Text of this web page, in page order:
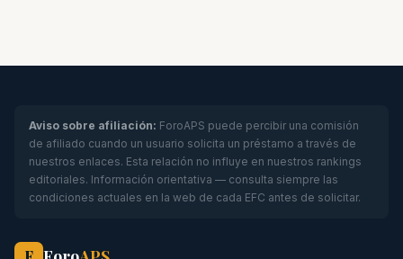
Aviso sobre afiliación: ForoAPS puede percibir una comisión
de afiliado cuando un usuario solicita un préstamo a través de
nuestros enlaces. Esta relación no influye en nuestros rankings
editoriales. Información orientativa — consulta siempre las
condiciones actuales en la web de cada EFC antes de solicitar.